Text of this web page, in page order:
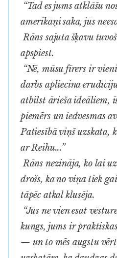
“Tad es jums atklāšu
amerikāņi saka, jūs
Rāns sajuta šķavu
apspiest.
“Nē, mūsu fīrers ir
darbs apliecina
atbilst ārieša ideāliem,
piemērs un iedvesmas
Patiesībā viņš uzskata,
ar Reihu...”
Rāns nezināja, ko lai
drošs, ka no viņa tiek
tāpēc atkal klusēja.
“Jūs ne vien esat
kungs, jums ir
— un to mēs augstu